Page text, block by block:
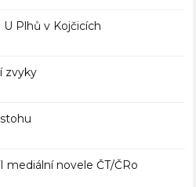
Plhů v Kojčicích
zvyky
mediální novele ČT/ČRo